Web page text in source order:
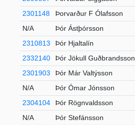
2301148
Þorvarður F Ólafsson
N/A
Þór Ástþórsson
2310813
Þór Hjaltalín
2332140
Þór Jökull Guðbrandsson
2301903
Þór Már Valtýsson
N/A
Þór Ómar Jónsson
2304104
Þór Rögnvaldsson
N/A
Þór Stefánsson